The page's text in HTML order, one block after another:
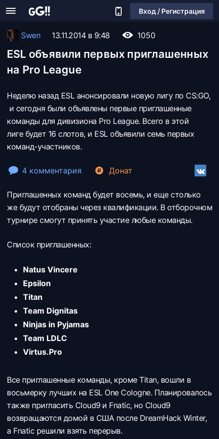
Вход / Регистрация
Swen 13.11.2014 в 9:48 1050
ESL объявили первых приглашенных
на Pro League
Неделю назад ESL анонсировали новую лигу по CS:GO,
и сегодня были объявлены первые приглашенные
команды для дивизиона Pro League. Всего в этой
лиге будет 16 слотов, и ESL объявили семь первых
команд-участников.
4 комментария Донат
Приглашенных команд будет восемь, и еще столько
же будут отобраны через квалификации. В отборочном
турнире смогут принять участие любые команды.
Список приглашенных:
Natus Vincere
Epsilon
Titan
Team Dignitas
Ninjas in Pyjamas
Team LDLC
Virtus.Pro
Все приглашенные команды, кроме Titan, вошли в
восьмерку лучших на ESL One Cologne. Планировалось
также пригласить Cloud9 и Fnatic, но Cloud9
возвращаются домой в США после DreamHack Winter,
а Fnatic решили взять перерыв.